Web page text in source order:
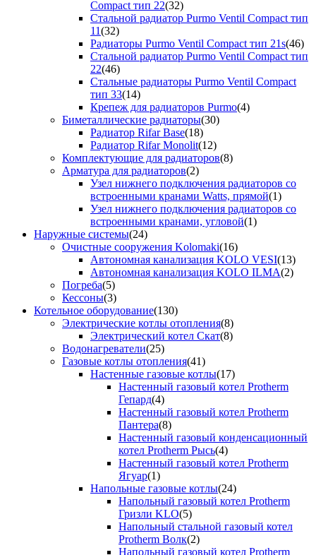
Compact тип 22(32)
Стальной радиатор Purmo Ventil Compact тип
11(32)
Радиаторы Purmo Ventil Compact тип 21s(46)
Стальной радиатор Purmo Ventil Compact тип
22(46)
Стальные радиаторы Purmo Ventil Compact
тип 33(14)
Крепеж для радиаторов Purmo(4)
Биметаллические радиаторы(30)
Радиатор Rifar Base(18)
Радиатор Rifar Monolit(12)
Комплектующие для радиаторов(8)
Арматура для радиаторов(2)
Узел нижнего подключения радиаторов со
встроенными кранами Watts, прямой(1)
Узел нижнего подключения радиаторов со
встроенными кранами, угловой(1)
Наружные системы(24)
Очистные сооружения Kolomaki(16)
Автономная канализация KOLO VESI(13)
Автономная канализация KOLO ILMA(2)
Погреба(5)
Кессоны(3)
Котельное оборудование(130)
Электрические котлы отопления(8)
Электрический котел Скат(8)
Водонагреватели(25)
Газовые котлы отопления(41)
Настенные газовые котлы(17)
Настенный газовый котел Protherm
Гепард(4)
Настенный газовый котел Protherm
Пантера(8)
Настенный газовый конденсационный
котел Protherm Рысь(4)
Настенный газовый котел Protherm
Ягуар(1)
Напольные газовые котлы(24)
Напольный газовый котел Protherm
Гризли KLO(5)
Напольный стальной газовый котел
Protherm Волк(2)
Напольный газовый котел Protherm